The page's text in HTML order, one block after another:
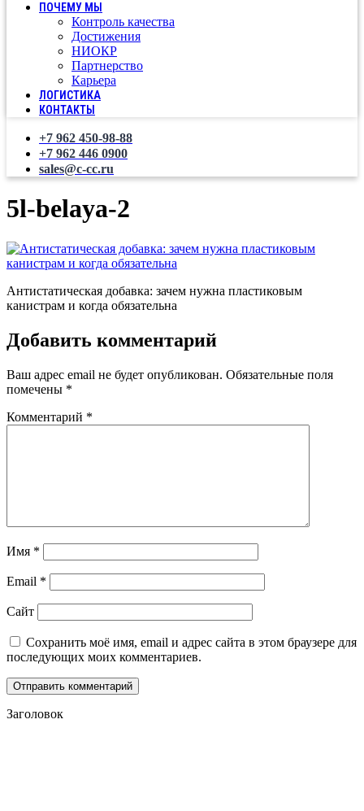
ПОЧЕМУ МЫ
Контроль качества
Достижения
НИОКР
Партнерство
Карьера
ЛОГИСТИКА
КОНТАКТЫ
+7 962 450-98-88
+7 962 446 0900
sales@c-cc.ru
5l-belaya-2
Антистатическая добавка: зачем нужна пластиковым
канистрам и когда обязательна
Добавить комментарий
Ваш адрес email не будет опубликован. Обязательные поля
помечены *
Комментарий *
Имя *
Email *
Сайт
Сохранить моё имя, email и адрес сайта в этом браузере для
последующих моих комментариев.
Заголовок